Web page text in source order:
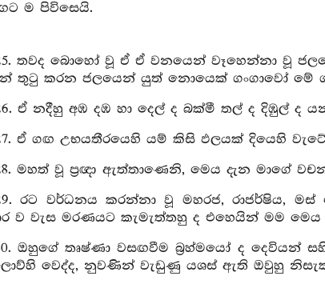
ම පිවිසෙයි.
තවද බොහෝ වූ ඒ ඒ වනයෙන් වෑහෙන්නා වූ
තුටු කරන ජලයෙන් යුත් නොයෙක් ගංගාවෝ මේ
ඒ නදීහු අඹ දඹ හා දෙල් ද බක්මී තල් ද දිඹුල්
ඒ ගඟ උභයතීරයෙහි යම් කිසි ඵලයක් දියෙහි
මහත් වූ ප්‍රඥා ඇත්තාණෙනි, මෙය දැන මාගේ
රට වර්ධනය කරන්නා වූ මහරජ,
ව වැස මරණයට කැමැත්තහු ද එහෙයින් මම
ඔහුගේ තෘෂ්ණා වසඟවීම බ්‍රහ්මයෝ ද
වෙද්ද, නුවණින් වැඩුණු යශස් ඇති ඔවුහු නිසැක